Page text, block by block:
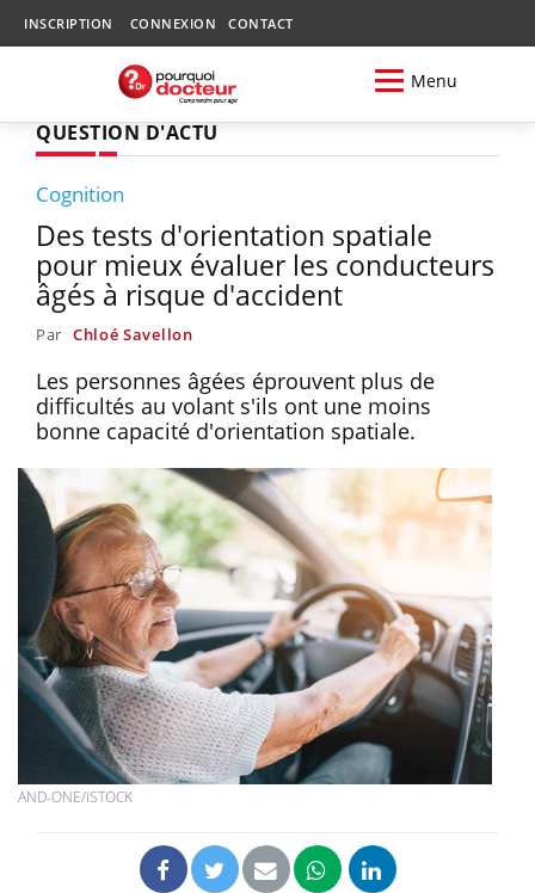
INSCRIPTION CONNEXION CONTACT
Menu
QUESTION D'ACTU
Cognition
Des tests d'orientation spatiale
pour mieux évaluer les conducteurs
âgés à risque d'accident
Par Chloé Savellon
Les personnes âgées éprouvent plus de
difficultés au volant s'ils ont une moins
bonne capacité d'orientation spatiale.
AND-ONE/ISTOCK